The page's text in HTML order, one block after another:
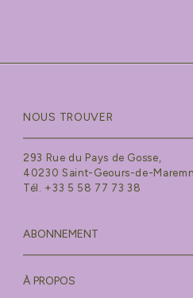
NOUS TROUVER
293 Rue du Pays de Gosse,
40230 Saint-Geours-de-
Tél. +33 5 58 77 73 38
ABONNEMENT
À PROPOS